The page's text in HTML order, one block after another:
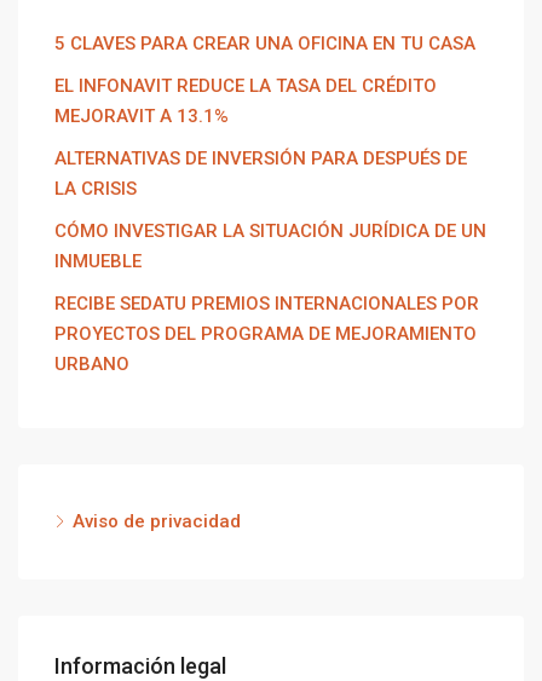
5 CLAVES PARA CREAR UNA OFICINA EN TU CASA
EL INFONAVIT REDUCE LA TASA DEL CRÉDITO
MEJORAVIT A 13.1%
ALTERNATIVAS DE INVERSIÓN PARA DESPUÉS DE
LA CRISIS
CÓMO INVESTIGAR LA SITUACIÓN JURÍDICA DE UN
INMUEBLE
RECIBE SEDATU PREMIOS INTERNACIONALES POR
PROYECTOS DEL PROGRAMA DE MEJORAMIENTO
URBANO
Aviso de privacidad
Información legal